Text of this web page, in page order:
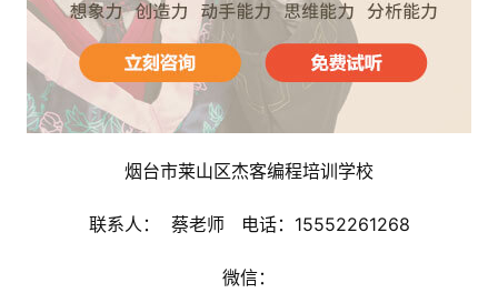
烟台市莱山区杰客编程培训学校
联系人：  蔡老师   电话：15552261268
微信：